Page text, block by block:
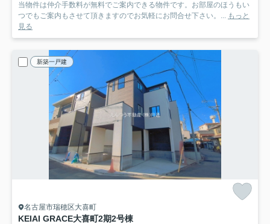
当物件は仲介手数料が無料でご案内できる物件です。お部屋のほうもい
つでもご案内もさせて頂きますのでお気軽にお問合せ下さい。... もっと
見る
新築一戸建
名古屋市瑞穂区大喜町
KEIAI GRACE大喜町2期2号棟